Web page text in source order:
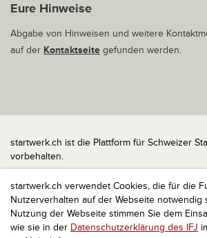
startwerk.ch verwendet Cookies, die für die
Nutzerverhalten auf der Webseite notwendig
Nutzung der Webseite stimmen Sie dem
wie sie in der Datenschutzerklärung des IFJ
Eure Hinweise
Abgabe von Hinweisen und weitere
auf der Kontaktseite gefunden werden.
startwerk.ch ist die Plattform für Schweizer
vorbehalten.
Impressum
Kontakt
nach oben